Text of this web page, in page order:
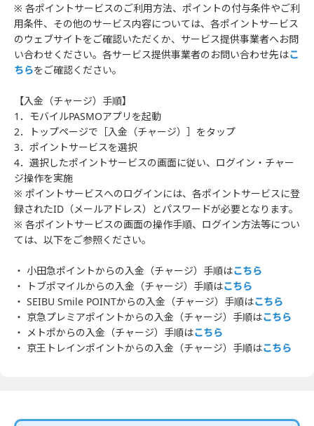
※ 各ポイントサービスのご利用方法、ポイントの付与条件やご利
用条件、その他のサービス内容については、各ポイントサービス
のウェブサイトをご確認いただくか、サービス提供事業者へお問
い合わせください。各サービス提供事業者のお問い合わせ先はこ
ちらをご確認ください。
【入金（チャージ）手順】
1．モバイルPASMOアプリを起動
2．トップページで［入金（チャージ）］をタップ
3．ポイントサービスを選択
4．選択したポイントサービスの画面に従い、ログイン・チャー
ジ操作を実施
※ ポイントサービスへのログインには、各ポイントサービスに登
録されたID（メールアドレス）とパスワードが必要となります。
※ 各ポイントサービスの画面の操作手順、ログイン方法等につい
ては、以下をご参照ください。
・ 小田急ポイントからの入金（チャージ）手順はこちら
・ トブポマイルからの入金（チャージ）手順はこちら
・ SEIBU Smile POINTからの入金（チャージ）手順はこちら
・ 京急プレミアポイントからの入金（チャージ）手順はこちら
・ メトポからの入金（チャージ）手順はこちら
・ 京王トレインポイントからの入金（チャージ）手順はこちら